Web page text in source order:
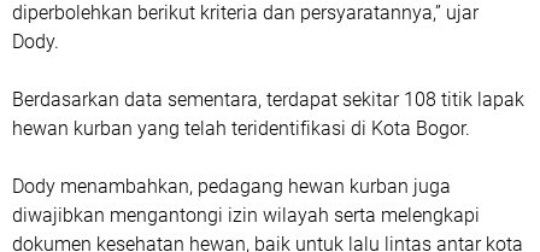
diperbolehkan berikut kriteria dan persyaratannya,” ujar
Dody.
Berdasarkan data sementara, terdapat sekitar 108 titik lapak
hewan kurban yang telah teridentifikasi di Kota Bogor.
Dody menambahkan, pedagang hewan kurban juga
diwajibkan mengantongi izin wilayah serta melengkapi
dokumen kesehatan hewan, baik untuk lalu lintas antar kota